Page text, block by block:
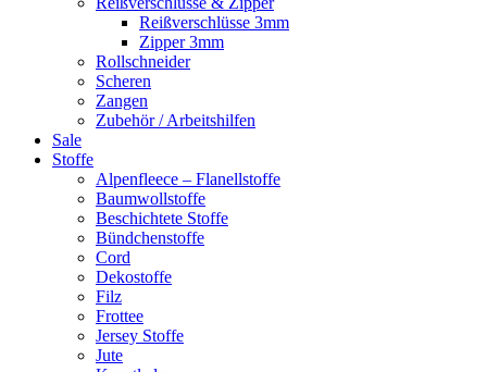
Reißverschlüsse 3mm
Zipper 3mm
Rollschneider
Scheren
Zangen
Zubehör / Arbeitshilfen
Sale
Stoffe
Alpenfleece – Flanellstoffe
Baumwollstoffe
Beschichtete Stoffe
Bündchenstoffe
Cord
Dekostoffe
Filz
Frottee
Jersey Stoffe
Jute